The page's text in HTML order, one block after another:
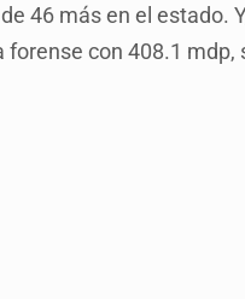
46 más en el
con 408.1